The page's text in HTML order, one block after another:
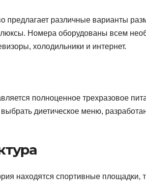
предлагает различные варианты
Номера оборудованы всем
холодильники и интернет.
полноценное трехразовое
диетическое меню,
находятся спортивные